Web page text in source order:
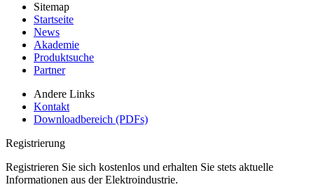
Sitemap
Startseite
News
Akademie
Produktsuche
Partner
Andere Links
Kontakt
Downloadbereich (PDFs)
Registrierung
Registrieren Sie sich kostenlos und erhalten Sie stets aktuelle
Informationen aus der Elektroindustrie.